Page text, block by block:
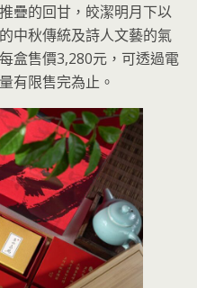
疊的回甘，皎潔明月下以
中秋傳統及詩人文藝的氣
盒售價3,280元，可透過電
有限售完為止。